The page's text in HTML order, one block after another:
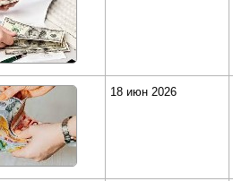
18 июн 2026